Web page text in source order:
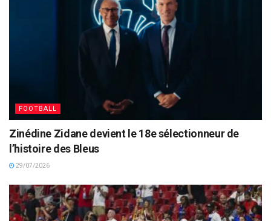
FOOTBALL
Zinédine Zidane devient le 18e sélectionneur de
l’histoire des Bleus
29/07/2026